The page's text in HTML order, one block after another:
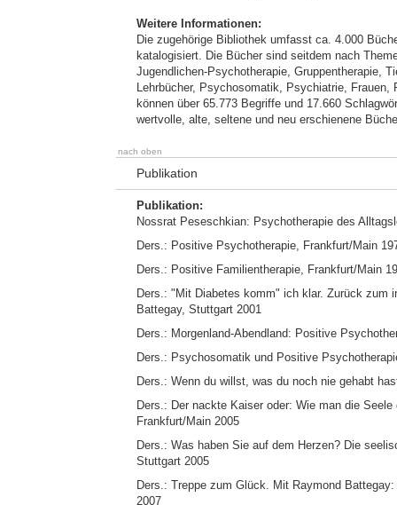
Weitere Informationen:
Die zugehörige Bibliothek umfasst ca. 4.000
katalogisiert. Die Bücher sind seitdem nach
Jugendlichen-Psychotherapie, Gruppentherapie,
Lehrbücher, Psychosomatik, Psychiatrie,
können über 65.773 Begriffe und 17.660
wertvolle, alte, seltene und neu erschienene
nach oben
Publikation
Publikation:
Nossrat Peseschkian: Psychotherapie des
Ders.: Positive Psychotherapie, Frankfurt/Main
Ders.: Positive Familientherapie, Frankfurt/Main
Ders.: "Mit Diabetes komm" ich klar. Zurück zum
Battegay, Stuttgart 2001
Ders.: Morgenland-Abendland: Positive
Ders.: Psychosomatik und Positive
Ders.: Wenn du willst, was du noch nie gehabt
Ders.: Der nackte Kaiser oder: Wie man die
Frankfurt/Main 2005
Ders.: Was haben Sie auf dem Herzen? Die
Stuttgart 2005
Ders.: Treppe zum Glück. Mit Raymond
2007